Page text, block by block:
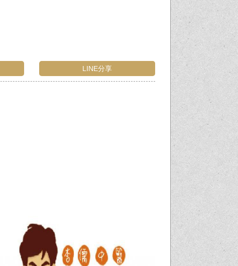
LINE分享